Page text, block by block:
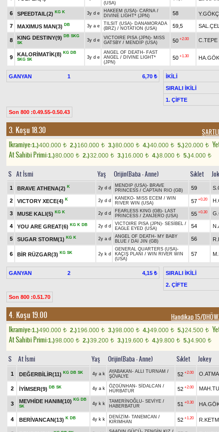
(USA)
6 SPEEDTAIL(2) KG K 3y d e HAKEEM (USA)- CARNA /
DIVINE LIGHT* (JPN)
58
7 MAXIMUS MAN(3) DB 3y a e TILSIT (USA)- DANAMORADA
(BRZ) / NOTATION (USA) 59,5
8 KING DESTINY(9) DB SKG
SK
3y d e VICTOIRE PISA (JPN)- MISS
GATSBY / MENDIP (USA) 50 +2.00 C.TEPE
9
KALORİMATİK(8) KG DB
SKG SK 3y d e
ANGEL OF DEATH - FAST
ANGEL / DIVINE LIGHT*
(JPN)
50 +1.30
GANYAN 1 6,70 ₺
İKİLİ
SIRALI İKİLİ
1. ÇİFTE
Son 800 :0.49.55-0.50.43
3. Koşu 18.30
Ikramiye:1.)400.000 t 2.)160.000 t 3.)80.000 t 4.)40.000 t 5.)20.000 t
At Sahibi Primi:1.)80.000 t 2.)32.000 t 3.)16.000 t 4.)8.000 t 5.)4.000 t
S At İsmi Yaş Orijin(Baba - Anne) Sıklet
1 BRAVE ATHENA(2) K 2y d d MENDIP (USA)- BRAVE
PRINCESS / CAPTAIN RIO (GB) 59
2 VICTORY XECE(4) K 2y d d KANEKO- MISS ECEM / WIN
RIVER WIN (USA)
57 +0.20
3 MUSE KALI(5) KG K 2y d d FEARLESS KING (GB)- LAST
PRINCESS / ZANJERO (USA) 55 +0.30
4 YOU ARE GREAT(6) KG K DB 2y d d VICTOIRE PISA (JPN)- SESİBEL /
EAGLE EYED (USA)
54
5 SUGAR STORM(1) KG K 2y a d ANGEL OF DEATH - MY BABY
BLUE / DAI JIN (GB) 56
6 BİR RÜZGAR(3) KG SK 2y k d
GENERAL QUARTERS (USA)-
KAÇIŞ PLANI
/ WIN RIVER WIN
(USA)
57
GANYAN 2 4,15 ₺
SIRALI İKİLİ
2. ÇİFTE
Son 800 :0.51.70
4. Koşu 19.00 Handikap 15/
Ikramiye:1.)490.000 t 2.)196.000 t 3.)98.000 t 4.)49.000 t 5.)24.500 t
At Sahibi Primi:1.)98.000 t 2.)39.200 t 3.)19.600 t 4.)9.800 t 5.)4.900 t
S At İsmi Yaş Orijin(Baba - Anne) Sıklet Jokey
1 DEĞERBİLİR(11) KG DB SK 4y a k AYABAKAN - ALLI TURNAM /
ŞÖVALYE
52 +2.00
2 İYİMSER(9) DB SK 4y a k ÖZGÜNHAN - SİDALCAN /
HÜRBATUR
52 +2.00
3 MEVHİDE HANIM(10) KG DB
SK
4y k k TAMERİNOĞLU- SEVİYE /
HABERBATUR
51 +0.30
4 BERİVANCAN(13) K DB 4y k k DENİZİM - TANEMCAN /
KIRIMHAN
52 +1.20